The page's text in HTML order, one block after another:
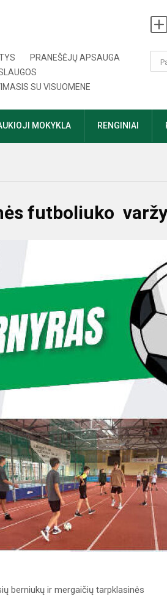
PRANEŠĖJŲ APSAUGA
SU VISUOMENE
MOKYKLA RENGINIAI
futboliuko
berniukų ir mergaičių tarpklasinės